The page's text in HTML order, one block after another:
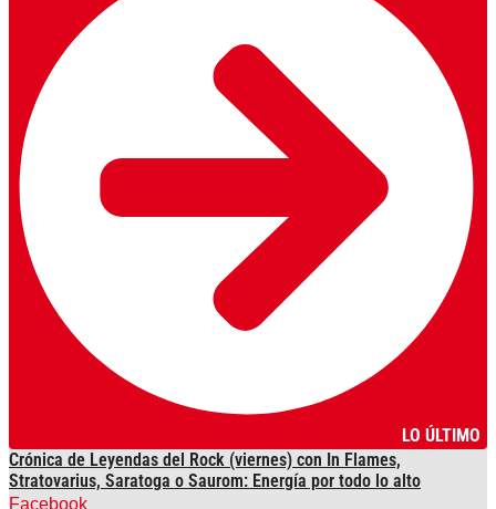
LO ÚLTIMO
Crónica de Leyendas del Rock (viernes) con In Flames,
Stratovarius, Saratoga o Saurom: Energía por todo lo alto
Facebook